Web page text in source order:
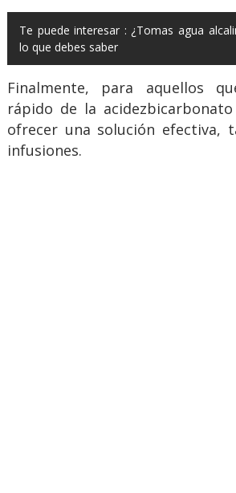
Te puede interesar : ¿Tomas agua
lo que debes saber
Finalmente, para aquellos
rápido de la
ofrecer una solución efectiva,
infusiones.